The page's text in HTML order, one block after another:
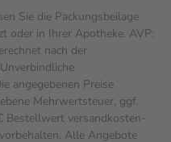
Sie die Packungsbeilage
oder in Ihrer Apotheke. AVP:
nach der
angegebenen Preise
Mehrwertsteuer, ggf.
Bestell­wert versand­kosten­
Alle Angebote